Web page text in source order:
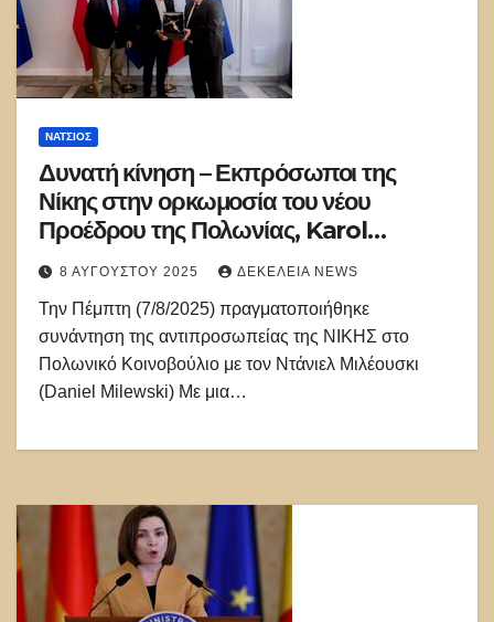
ΝΑΤΣΙΌΣ
Δυνατή κίνηση – Εκπρόσωποι της
Νίκης στην ορκωμοσία του νέου
Προέδρου της Πολωνίας, Karol
Nawrocki
8 ΑΥΓΟΎΣΤΟΥ 2025 ΔΕΚΈΛΕΙΑ NEWS
Την Πέμπτη (7/8/2025) πραγματοποιήθηκε
συνάντηση της αντιπροσωπείας της ΝΙΚΗΣ στο
Πολωνικό Κοινοβούλιο με τον Ντάνιελ Μιλέουσκι
(Daniel Milewski) Με μια…